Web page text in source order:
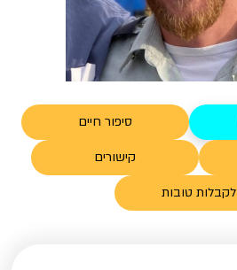
סיפור חיים
קישורים
לקבלות טובות